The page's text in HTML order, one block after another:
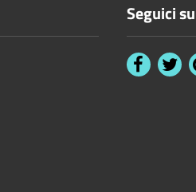
Seguici su